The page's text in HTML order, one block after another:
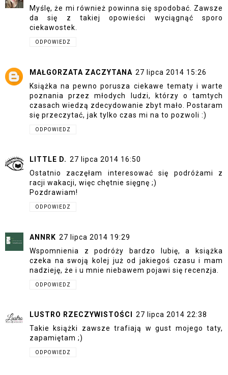
Myślę, że mi również powinna się spodobać. Zawsze
da się z takiej opowieści wyciągnąć sporo
ciekawostek.
ODPOWIEDZ
MAŁGORZATA ZACZYTANA 27 lipca 2014 15:26
Książka na pewno porusza ciekawe tematy i warte
poznania przez młodych ludzi, którzy o tamtych
czasach wiedzą zdecydowanie zbyt mało. Postaram
się przeczytać, jak tylko czas mi na to pozwoli :)
ODPOWIEDZ
LITTLE D. 27 lipca 2014 16:50
Ostatnio zaczęłam interesować się podróżami z
racji wakacji, więc chętnie sięgnę ;)
Pozdrawiam!
ODPOWIEDZ
ANNRK 27 lipca 2014 19:29
Wspomnienia z podróży bardzo lubię, a książka
czeka na swoją kolej już od jakiegoś czasu i mam
nadzieję, że i u mnie niebawem pojawi się recenzja.
ODPOWIEDZ
LUSTRO RZECZYWISTOŚCI
27 lipca 2014 22:38
Takie książki zawsze trafiają w gust mojego taty,
zapamiętam ;)
ODPOWIEDZ